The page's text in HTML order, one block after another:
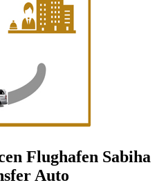
Flughafen Sabiha
Auto